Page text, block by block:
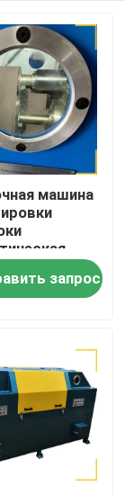
машина
запрос